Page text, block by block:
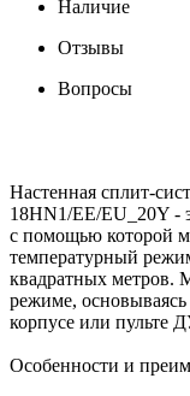
Наличие
Отзывы
Вопросы
Настенная сплит-
18HN1/EE/EU_20Y -
с помощью которой
температурный
квадратных метров.
режиме,
корпусе или пульте
Особенности и